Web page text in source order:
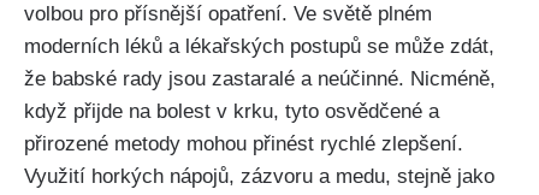
volbou pro přísnější ‌opatření. Ve světě plném
moderních léků⁢ a lékařských postupů ⁢se může zdát,
že babské rady jsou​ zastaralé ⁣a ⁣neúčinné. Nicméně,
když přijde⁤ na bolest‌ v krku, ‌tyto ‌osvědčené‌ a
přirozené metody mohou přinést rychlé zlepšení.
Využití horkých nápojů, zázvoru a medu, stejně⁤ jako